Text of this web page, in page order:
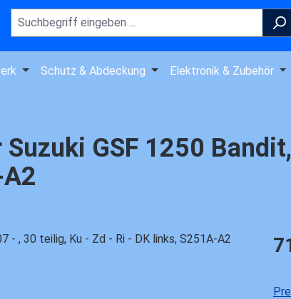
Schutz & Abdeckung Elektronik & Zubehör
GSF 1250